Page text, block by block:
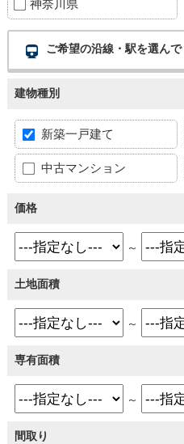
神奈川県
ご希望の沿線・駅を選ん
建物種別
新築一戸建て
中古マンション
価格
～
土地面積
～
専有面積
～
間取り